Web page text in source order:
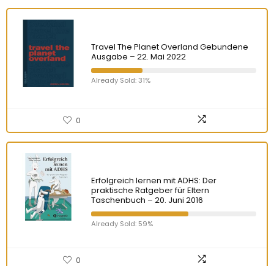
Travel The Planet Overland Gebundene
Ausgabe – 22. Mai 2022
Already Sold: 31%
0
Erfolgreich lernen mit ADHS: Der
praktische Ratgeber für Eltern
Taschenbuch – 20. Juni 2016
Already Sold: 59%
0